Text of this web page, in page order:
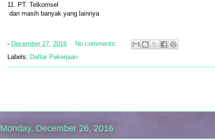
11. PT. Telkomsel
dan masih banyak yang lainnya
- December 27, 2016
No comments:
Labels: Daftar Pekerjaan
Monday, December 26, 2016